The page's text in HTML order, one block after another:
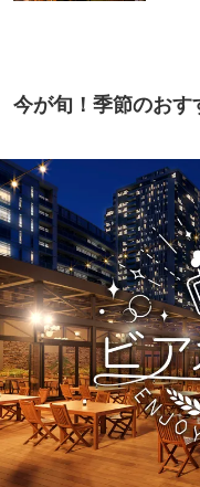
今が旬！季節のおす